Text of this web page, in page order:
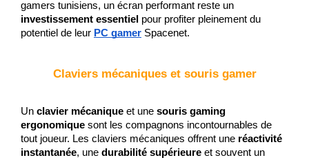
investissement essentiel pour profiter pleinement du
potentiel de leur PC gamer Spacenet.
Claviers mécaniques et souris gamer
Un clavier mécanique et une souris gaming
ergonomique sont les compagnons incontournables de
tout joueur. Les claviers mécaniques offrent une réactivité
instantanée, une durabilité supérieure